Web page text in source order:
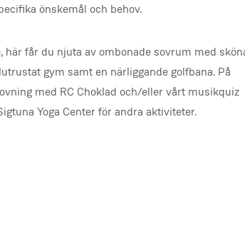
önskemål och behov.
får du njuta av ombonade sovrum med
gym samt en närliggande golfbana. På
med RC Choklad och/eller vårt musikquiz
Yoga Center för andra aktiviteter.